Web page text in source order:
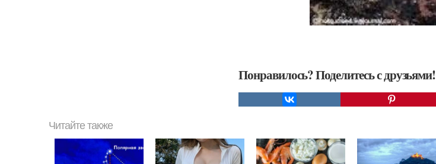
Понравилось? Поделитесь с друзьями!
Читайте также